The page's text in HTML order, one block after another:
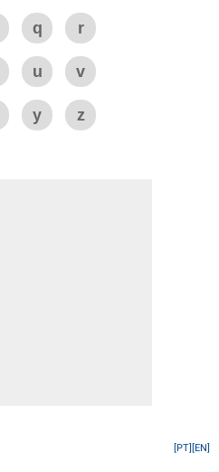
q r
u v
y z
[EN]
[PT]